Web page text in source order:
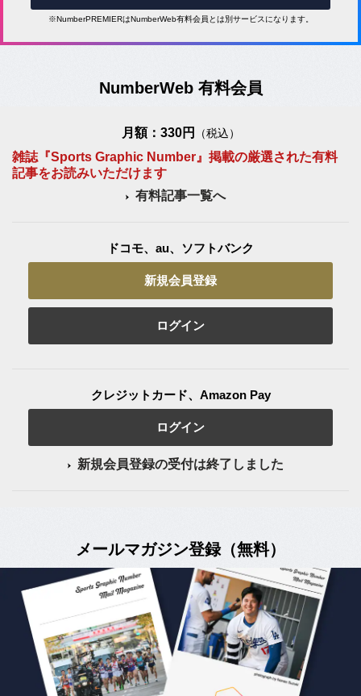
※NumberPREMIERはNumberWeb有料会員とは別サービスになります。
NumberWeb 有料会員
月額：330円 （税込）
雑誌『Sports Graphic Number』掲載の厳選された有料
記事をお読みいただけます
有料記事一覧へ
ドコモ、au、ソフトバンク
新規会員登録
ログイン
クレジットカード、Amazon Pay
ログイン
新規会員登録の受付は終了しました
メールマガジン登録（無料）